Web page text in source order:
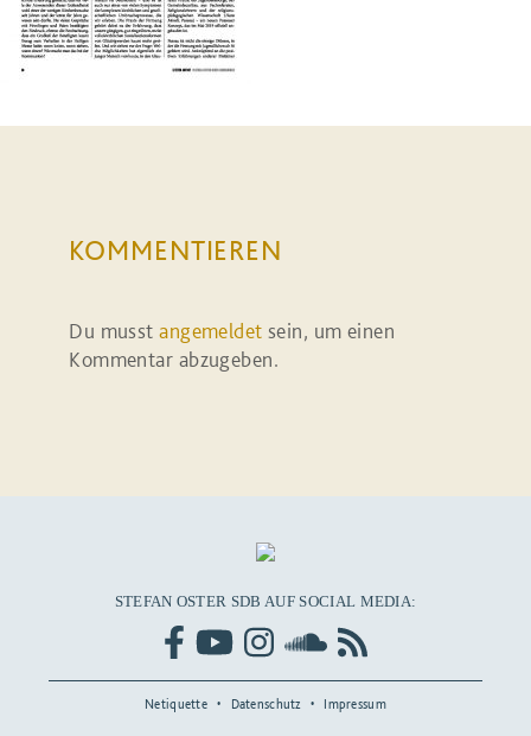
KOMMENTIEREN
Du musstangemeldet sein, um einen
Kommentar abzugeben.
STEFAN OSTER SDB AUF SOCIAL MEDIA:
Netiquette Datenschutz Impressum